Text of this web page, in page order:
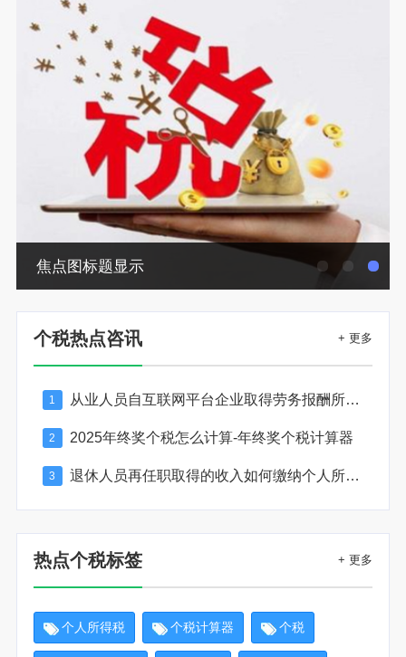
焦点图标题显示
个税热点咨讯 + 更多
1 从业人员自互联网平台企业取得劳务报酬所得的个人所得税预扣预缴计算方法
2 2025年终奖个税怎么计算-年终奖个税计算器
3 退休人员再任职取得的收入如何缴纳个人所得税
热点个税标签 + 更多
个人所得税 个税计算器 个税